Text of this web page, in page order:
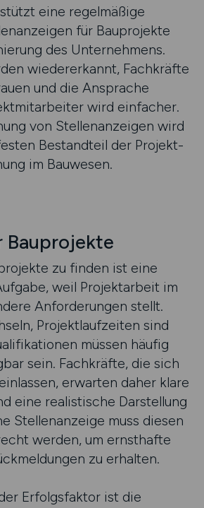
eine regelmäßige
für Bauprojekte
des Unternehmens.
wiedererkannt, Fachkräfte
und die Ansprache
wird einfacher.
von Stellenanzeigen wird
Bestandteil der Projekt-
im Bauwesen.
Bauprojekte
zu finden ist eine
weil Projektarbeit im
Anforderungen stellt.
Projektlaufzeiten sind
müssen häufig
sein. Fachkräfte, die sich
erwarten daher klare
eine realistische Darstellung
Stellenanzeige muss diesen
werden, um ernsthafte
zu erhalten.
Erfolgsfaktor ist die